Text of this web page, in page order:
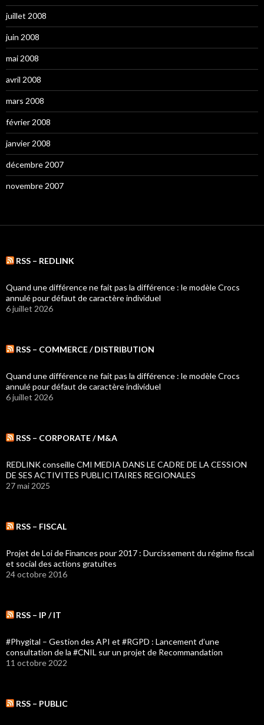
juillet 2008
juin 2008
mai 2008
avril 2008
mars 2008
février 2008
janvier 2008
décembre 2007
novembre 2007
RSS – REDLINK
Quand une différence ne fait pas la différence : le modèle Crocs
annulé pour défaut de caractère individuel
6 juillet 2026
RSS – COMMERCE / DISTRIBUTION
Quand une différence ne fait pas la différence : le modèle Crocs
annulé pour défaut de caractère individuel
6 juillet 2026
RSS – CORPORATE / M&A
REDLINK conseille CMI MEDIA DANS LE CADRE DE LA CESSION
DE SES ACTIVITES PUBLICITAIRES REGIONALES
27 mai 2025
RSS – FISCAL
Projet de Loi de Finances pour 2017 : Durcissement du régime fiscal
et social des actions gratuites
24 octobre 2016
RSS – IP / IT
#Phygital – Gestion des API et #RGPD : Lancement d’une
consultation de la #CNIL sur un projet de Recommandation
11 octobre 2022
RSS – PUBLIC